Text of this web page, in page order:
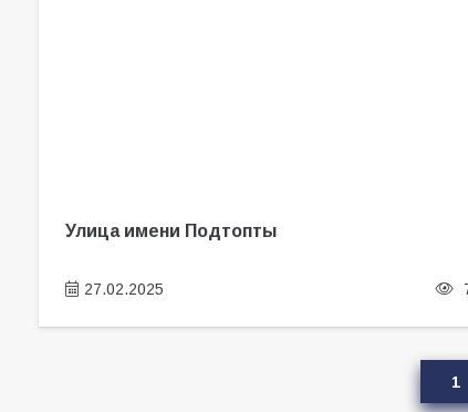
Улица имени Подтопты
27.02.2025
1